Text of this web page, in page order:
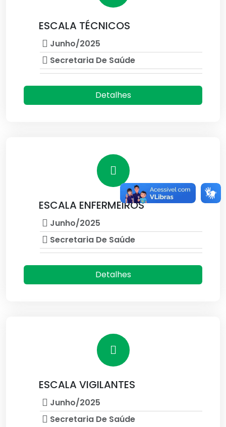
ESCALA TÉCNICOS
Junho/2025
Secretaria De Saúde
Detalhes
ESCALA ENFERMEIROS
Junho/2025
Secretaria De Saúde
Detalhes
ESCALA VIGILANTES
Junho/2025
Secretaria De Saúde